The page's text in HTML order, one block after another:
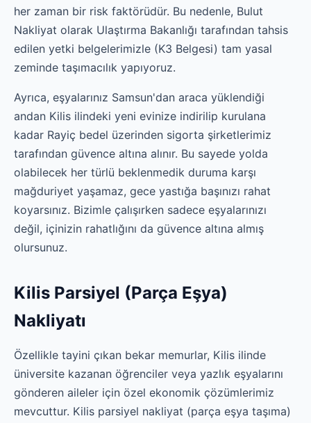
her zaman bir risk faktörüdür. Bu nedenle, Bulut
Nakliyat olarak Ulaştırma Bakanlığı tarafından tahsis
edilen yetki belgelerimizle (K3 Belgesi) tam yasal
zeminde taşımacılık yapıyoruz.
Ayrıca, eşyalarınız Samsun'dan araca yüklendiği
andan Kilis ilindeki yeni evinize indirilip kurulana
kadar Rayiç bedel üzerinden sigorta şirketlerimiz
tarafından güvence altına alınır. Bu sayede yolda
olabilecek her türlü beklenmedik duruma karşı
mağduriyet yaşamaz, gece yastığa başınızı rahat
koyarsınız. Bizimle çalışırken sadece eşyalarınızı
değil, içinizin rahatlığını da güvence altına almış
olursunuz.
Kilis Parsiyel (Parça Eşya)
Nakliyatı
Özellikle tayini çıkan bekar memurlar, Kilis ilinde
üniversite kazanan öğrenciler veya yazlık eşyalarını
gönderen aileler için özel ekonomik çözümlerimiz
mevcuttur. Kilis parsiyel nakliyat (parça eşya taşıma)